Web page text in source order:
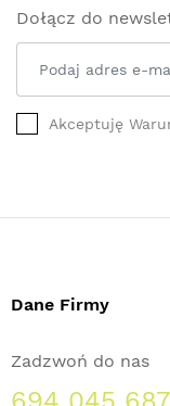
Dołącz do
Akceptuję
Dane Firmy
Zadzwoń do nas